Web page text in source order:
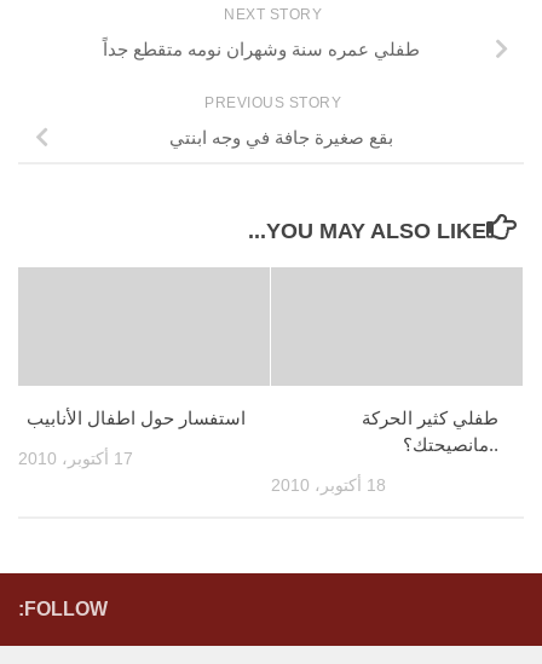
NEXT STORY
طفلي عمره سنة وشهران نومه متقطع جداً
PREVIOUS STORY
بقع صغيرة جافة في وجه ابنتي
YOU MAY ALSO LIKE...
استفسار حول اطفال الأنابيب
17 أكتوبر، 2010
طفلي كثير الحركة
..مانصيحتك؟
18 أكتوبر، 2010
FOLLOW: